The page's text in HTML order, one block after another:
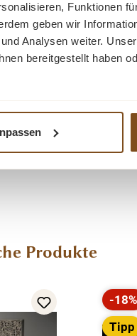
Funktionen
geben wir
Analysen weiter.
bereitgestellt haben
natur usw.)
Produkte
-18%
Tipp